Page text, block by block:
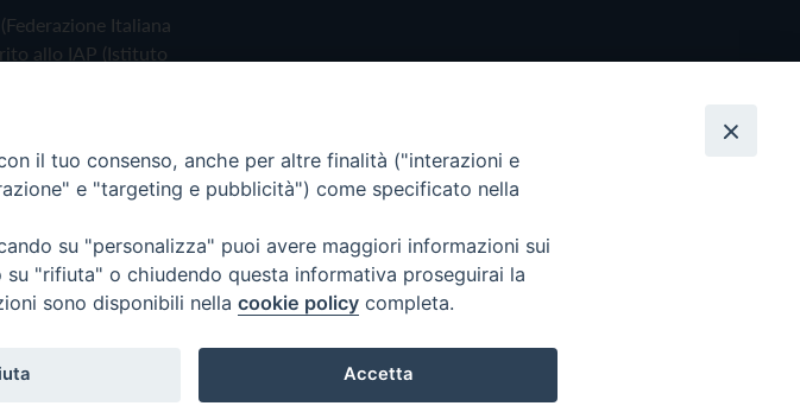
Italiana
allo IAP (Istituto
il tuo consenso, anche per altre finalità ("interazioni e
e "targeting e pubblicità") come specificato nella
su "personalizza" puoi avere maggiori informazioni sui
"rifiuta" o chiudendo questa informativa proseguirai la
sono disponibili nella cookie policy completa.
Accetta